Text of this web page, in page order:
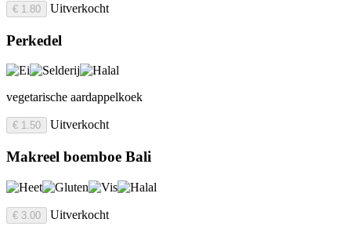
€ 1.80 Uitverkocht
Perkedel
vegetarische aardappelkoek
€ 1.50 Uitverkocht
Makreel boemboe Bali
€ 3.00 Uitverkocht